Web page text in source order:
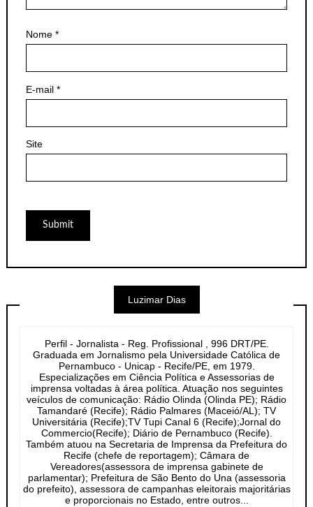
Nome *
E-mail *
Site
Luzimar Dias
Perfil - Jornalista - Reg. Profissional , 996 DRT/PE.
Graduada em Jornalismo pela Universidade Católica de
Pernambuco - Unicap - Recife/PE, em 1979.
Especializações em Ciência Política e Assessorias de
imprensa voltadas à área política. Atuação nos seguintes
veículos de comunicação: Rádio Olinda (Olinda PE); Rádio
Tamandaré (Recife); Rádio Palmares (Maceió/AL); TV
Universitária (Recife);TV Tupi Canal 6 (Recife);Jornal do
Commercio(Recife); Diário de Pernambuco (Recife).
Também atuou na Secretaria de Imprensa da Prefeitura do
Recife (chefe de reportagem); Câmara de
Vereadores(assessora de imprensa gabinete de
parlamentar); Prefeitura de São Bento do Una (assessoria
do prefeito), assessora de campanhas eleitorais majoritárias
e proporcionais no Estado, entre outros...